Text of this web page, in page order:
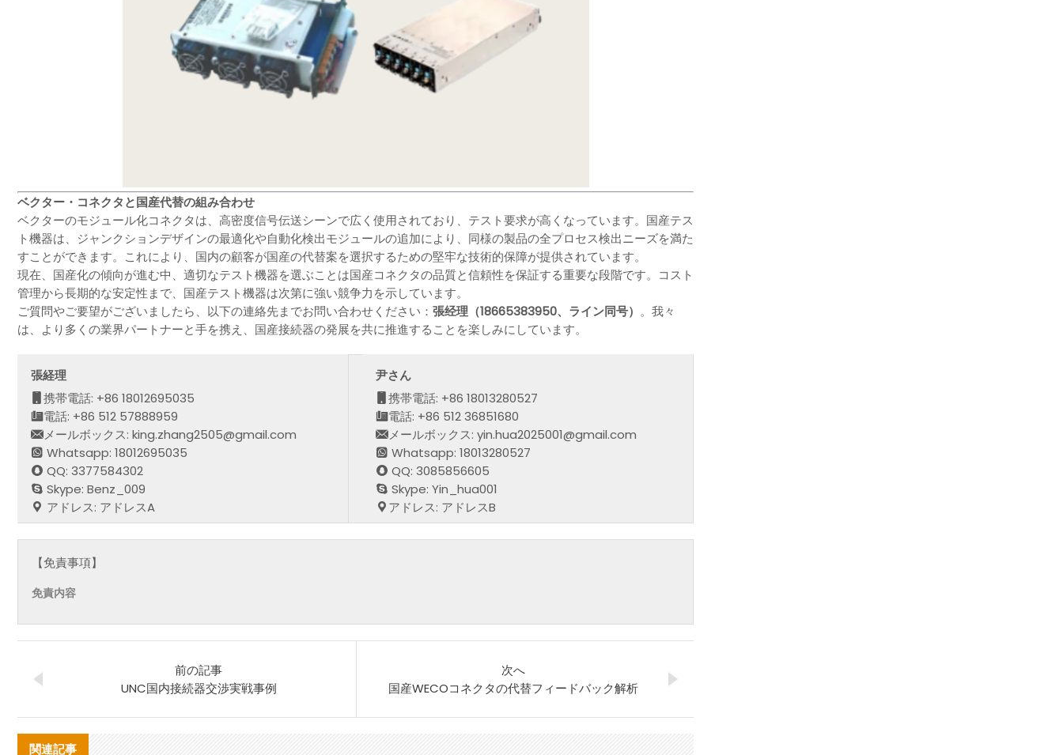
ベクター・コネクタと国産代替の組み合わせ
ベクターのモジュール化コネクタは、高密度信号伝送シーンで広く使用されており、テスト要求が高くなっています。国産テス
ト機器は、ジャンクションデザインの最適化や自動化検出モジュールの追加により、同様の製品の全プロセス検出ニーズを満た
すことができます。これにより、国内の顧客が国産の代替案を選択するための堅牢な技術的保障が提供されています。
現在、国産化の傾向が進む中、適切なテスト機器を選ぶことは国産コネクタの品質と信頼性を保証する重要な段階です。コスト
管理から長期的な安定性まで、国産テスト機器は次第に強い競争力を示しています。
ご質問やご要望がございましたら、以下の連絡先までお問い合わせください： 張经理（18665383950、ライン同号） 。我々
は、より多くの業界パートナーと手を携え、国産接続器の発展を共に推進することを楽しみにしています。
張経理
携帯電話: +86 18012695035
電話: +86 512 57888959
メールボックス: king.zhang2505@gmail.com
Whatsapp: 18012695035
QQ: 3377584302
Skype: Benz_009
アドレス: アドレスA
尹さん
携帯電話: +86 18013280527
電話: +86 512 36851680
メールボックス: yin.hua2025001@gmail.com
Whatsapp: 18013280527
QQ: 3085856605
Skype: Yin_hua001
アドレス: アドレスB
【免責事項】
免責内容
前の記事
UNC国内接続器交渉実戦事例
次へ
国産WECOコネクタの代替フィードバック解析
関連記事